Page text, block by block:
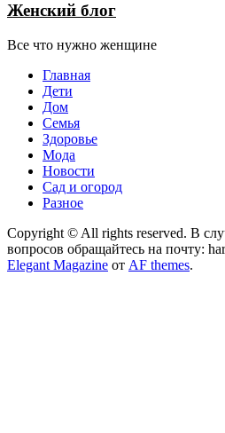
Женский блог
Все что нужно женщине
Главная
Дети
Дом
Семья
Здоровье
Мода
Новости
Сад и огород
Разное
Copyright © All rights reserved. В
вопросов обращайтесь на почту:
Elegant Magazine от AF themes.